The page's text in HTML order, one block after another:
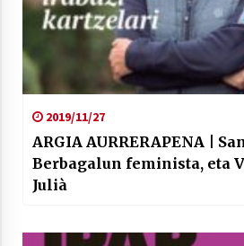
2019/11/27
ARGIA AURRERAPENA |
Berbagalun feminista, eta
Julià